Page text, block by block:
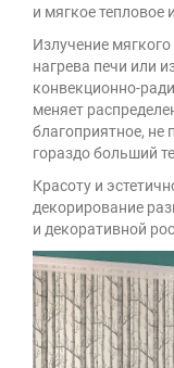
и мягкое тепловое
Излучение
нагрева печи или
конвекционно-
меняет
благоприятное, не
гораздо больший
Красоту и
декорирование
и декоративной